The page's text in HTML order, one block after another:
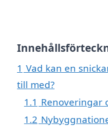
1 Vad kan en
till med?
1.1 Renoveringar
1.2